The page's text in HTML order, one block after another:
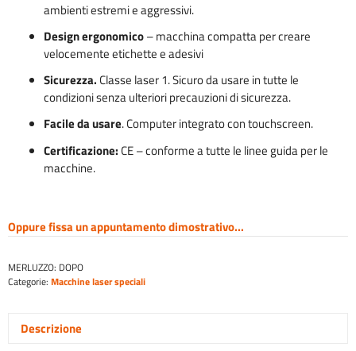
ambienti estremi e aggressivi.
Design ergonomico– macchina compatta per creare
velocemente etichette e adesivi
Sicurezza. Classe laser 1. Sicuro da usare in tutte le
condizioni senza ulteriori precauzioni di sicurezza.
Facile da usare. Computer integrato con touchscreen.
Certificazione: CE – conforme a tutte le linee guida per le
macchine.
Oppure fissa un appuntamento dimostrativo...
MERLUZZO: DOPO
Categorie: Macchine laser speciali
Descrizione